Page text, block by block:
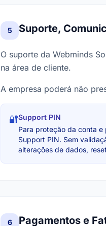
5 Suporte,
O suporte da Webminds
na área de cliente.
A empresa poderá não
🔐Support PIN
Para proteção da conta
Support PIN. Sem
alterações de dados,
6 Pagamentos e